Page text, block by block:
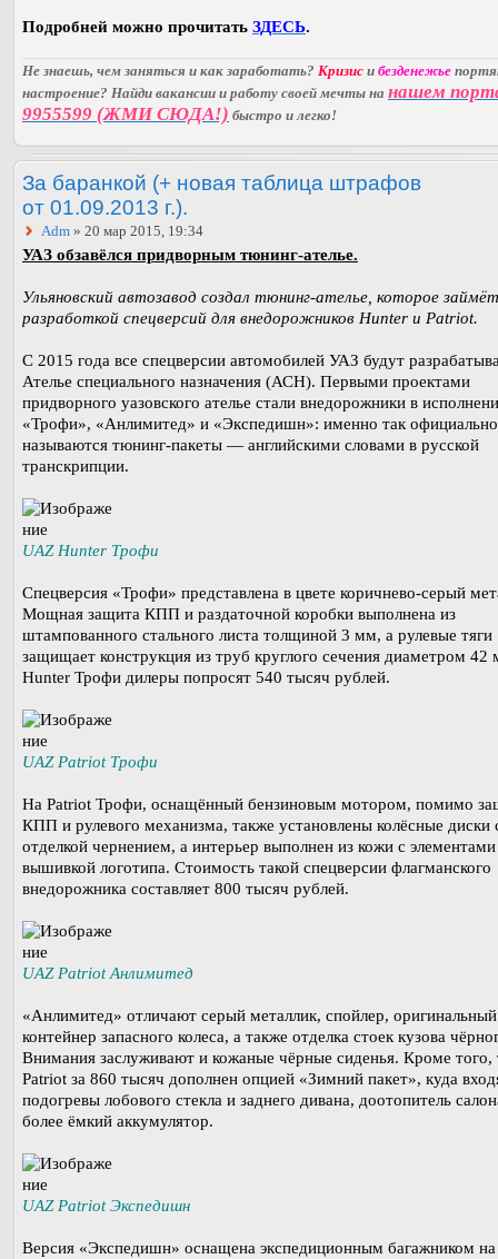
Подробней можно прочитать ЗДЕСЬ.
Не знаешь, чем заняться и как заработать? Кризис и безденежье
настроение? Найди вакансии и работу своей мечты на нашем
9955599 (ЖМИ СЮДА!) быстро и легко!
За баранкой (+ новая таблица штрафов
от 01.09.2013 г.).
Adm » 20 мар 2015, 19:34
УАЗ обзавёлся придворным тюнинг-ателье.
Ульяновский автозавод создал тюнинг-ателье, которое
разработкой спецверсий для внедорожников Hunter и Patriot.
С 2015 года все спецверсии автомобилей УАЗ будут
Ателье специального назначения (АСН). Первыми проектами
придворного уазовского ателье стали внедорожники в
«Трофи», «Анлимитед» и «Экспедишн»: именно так официально
называются тюнинг-пакеты — английскими словами в русской
транскрипции.
UAZ Hunter Трофи
Спецверсия «Трофи» представлена в цвете коричнево-серый
Мощная защита КПП и раздаточной коробки выполнена из
штампованного стального листа толщиной 3 мм, а рулевые тяги
защищает конструкция из труб круглого сечения диаметром 42
Hunter Трофи дилеры попросят 540 тысяч рублей.
UAZ Patriot Трофи
На Patriot Трофи, оснащённый бензиновым мотором, помимо
КПП и рулевого механизма, также установлены колёсные диски
отделкой чернением, а интерьер выполнен из кожи с
вышивкой логотипа. Стоимость такой спецверсии флагманского
внедорожника составляет 800 тысяч рублей.
UAZ Patriot Анлимитед
«Анлимитед» отличают серый металлик, спойлер, оригинальный
контейнер запасного колеса, а также отделка стоек кузова
Внимания заслуживают и кожаные чёрные сиденья. Кроме того,
Patriot за 860 тысяч дополнен опцией «Зимний пакет», куда
подогревы лобового стекла и заднего дивана, доотопитель
более ёмкий аккумулятор.
UAZ Patriot Экспедишн
Версия «Экспедишн» оснащена экспедиционным багажником